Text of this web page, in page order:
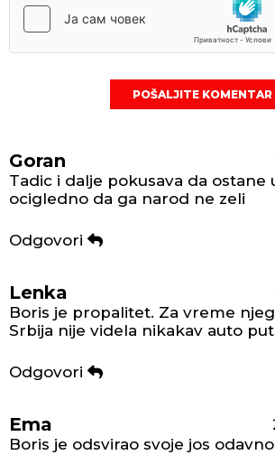
POŠALJITE KOMENTAR
Goran
Tadic i dalje pokusava da ostane
ocigledno da ga narod ne zeli
Odgovori
Lenka
Boris je propalitet. Za vreme
Srbija nije videla nikakav auto
Odgovori
Ema
Boris je odsvirao svoje jos odavno